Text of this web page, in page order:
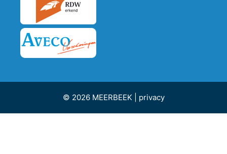
© 2026 MEERBEEK | privacy